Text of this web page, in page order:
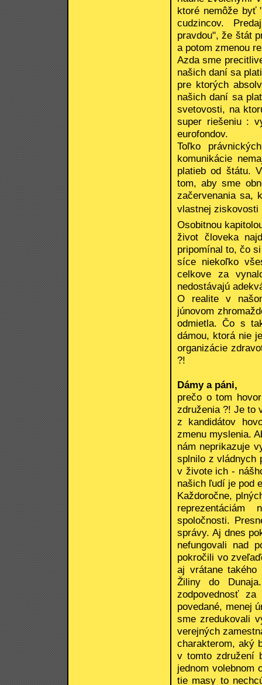
ktoré nemôže byť
cudzincov.
pravdou", že štát
a potom zmenou
Azda sme
našich daní sa
pre ktorých
našich daní sa
svetovosti, na
super riešeniu :
eurofondov.
Toľko
komunikácie
platieb od štátu.
tom, aby sme
začervenania sa,
vlastnej ziskovosti
Osobitnou
život človeka
pripomínal to, čo
síce niekoľko
celkove za
nedostávajú
O realite v
júnovom
odmietla. Čo s
dámou, ktorá nie
organizácie
?!
Dámy a páni,
prečo o tom
združenia ?! Je to
z kandidátov
zmenu myslenia.
nám neprikazuje
splnilo z vládnych
v živote ich -
našich ľudí je pod
Každoročne,
spoločnosti.
správy. Aj dnes
nefungovali nad
pokročili vo
aj vrátane
Žiliny do
zodpovednosť
povedané, menej
sme zredukovali
verejných
charakterom, aký
v tomto združení
jednom volebnom
tie masy to